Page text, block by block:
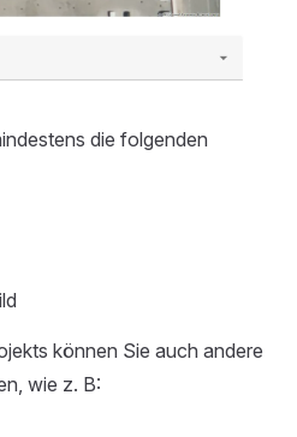
die folgenden
können Sie auch andere
wie z. B: